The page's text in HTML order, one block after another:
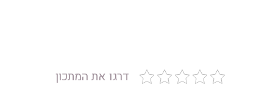
דרגו את המתכון